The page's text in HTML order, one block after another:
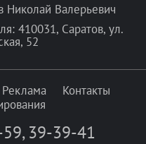
Николай Валерьевич
410031, Саратов, ул.
52
Реклама
Контакты
, 39-39-41